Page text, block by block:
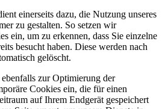
einerseits dazu, die Nutzung unseres
zu gestalten. So setzen wir
ein, um zu erkennen, dass Sie einzelne
besucht haben. Diese werden nach
gelöscht.
zur Optimierung der
Cookies ein, die für einen
auf Ihrem Endgerät gespeichert